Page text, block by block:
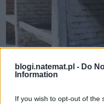
blogi.natemat.pl - Do
Information
If you wish to opt-out of the